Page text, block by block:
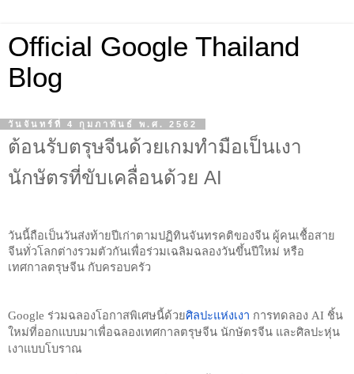
Official Google Thailand
Blog
วันจันทร์ที่ 4 กุมภาพันธ์ พ.ศ. 2562
ต้อนรับตรุษจีนด้วยเกมทำมือเป็นเงา
นักษัตรที่ขับเคลื่อนด้วย AI
วันนี้ถือเป็นวันส่งท้ายปีเก่าตามปฏิทินจันทรคติของจีน ผู้คนเชื้อสาย
จีนทั่วโลกต่างรวมตัวกันเพื่อร่วมเฉลิมฉลองวันขึ้นปีใหม่ หรือ
เทศกาลตรุษจีน กับครอบครัว
Google ร่วมฉลองโอกาสพิเศษนี้ด้วยศิลปะแห่งเงา การทดลอง AI ชิ้น
ใหม่ที่ออกแบบมาเพื่อฉลองเทศกาลตรุษจีน นักษัตรจีน และศิลปะหุ่น
เงาแบบโบราณ